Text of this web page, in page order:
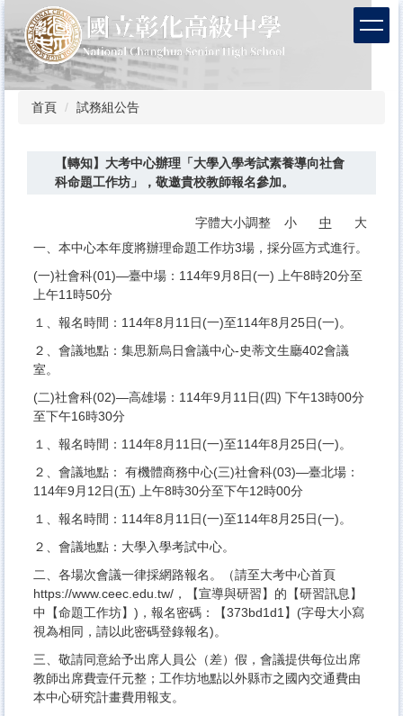
到
主
要
內
首頁 試務組公告
【轉知】大考中心辦理「大學入學考試素養導向社會
科命題工作坊」，敬邀貴校教師報名參加。
字體大小調整 小 中
大
一、本中心本年度將辦理命題工作坊3場，採分區方式進行。
(一)社會科(01)—臺中場：114年9月8日(一) 上午8時20分至
上午11時50分
１、報名時間：114年8月11日(一)至114年8月25日(一)。
２、會議地點：集思新烏日會議中心-史蒂文生廳402會議
室。
(二)社會科(02)—高雄場：114年9月11日(四) 下午13時00分
至下午16時30分
１、報名時間：114年8月11日(一)至114年8月25日(一)。
２、會議地點： 有機體商務中心(三)社會科(03)—臺北場：
114年9月12日(五) 上午8時30分至下午12時00分
１、報名時間：114年8月11日(一)至114年8月25日(一)。
２、會議地點：大學入學考試中心。
二、各場次會議一律採網路報名。（請至大考中心首頁
https://www.ceec.edu.tw/，【宣導與研習】的【研習訊息】
中【命題工作坊】)，報名密碼：【373bd1d1】(字母大小寫
視為相同，請以此密碼登錄報名)。
三、敬請同意給予出席人員公（差）假，會議提供每位出席
教師出席費壹仟元整；工作坊地點以外縣市之國內交通費由
本中心研究計畫費用報支。